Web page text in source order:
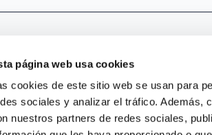
página web usa cookies
cookies de este sitio web se usan para
sociales y analizar el tráfico. Además,
nuestros partners de redes sociales,
los derechos reservados.